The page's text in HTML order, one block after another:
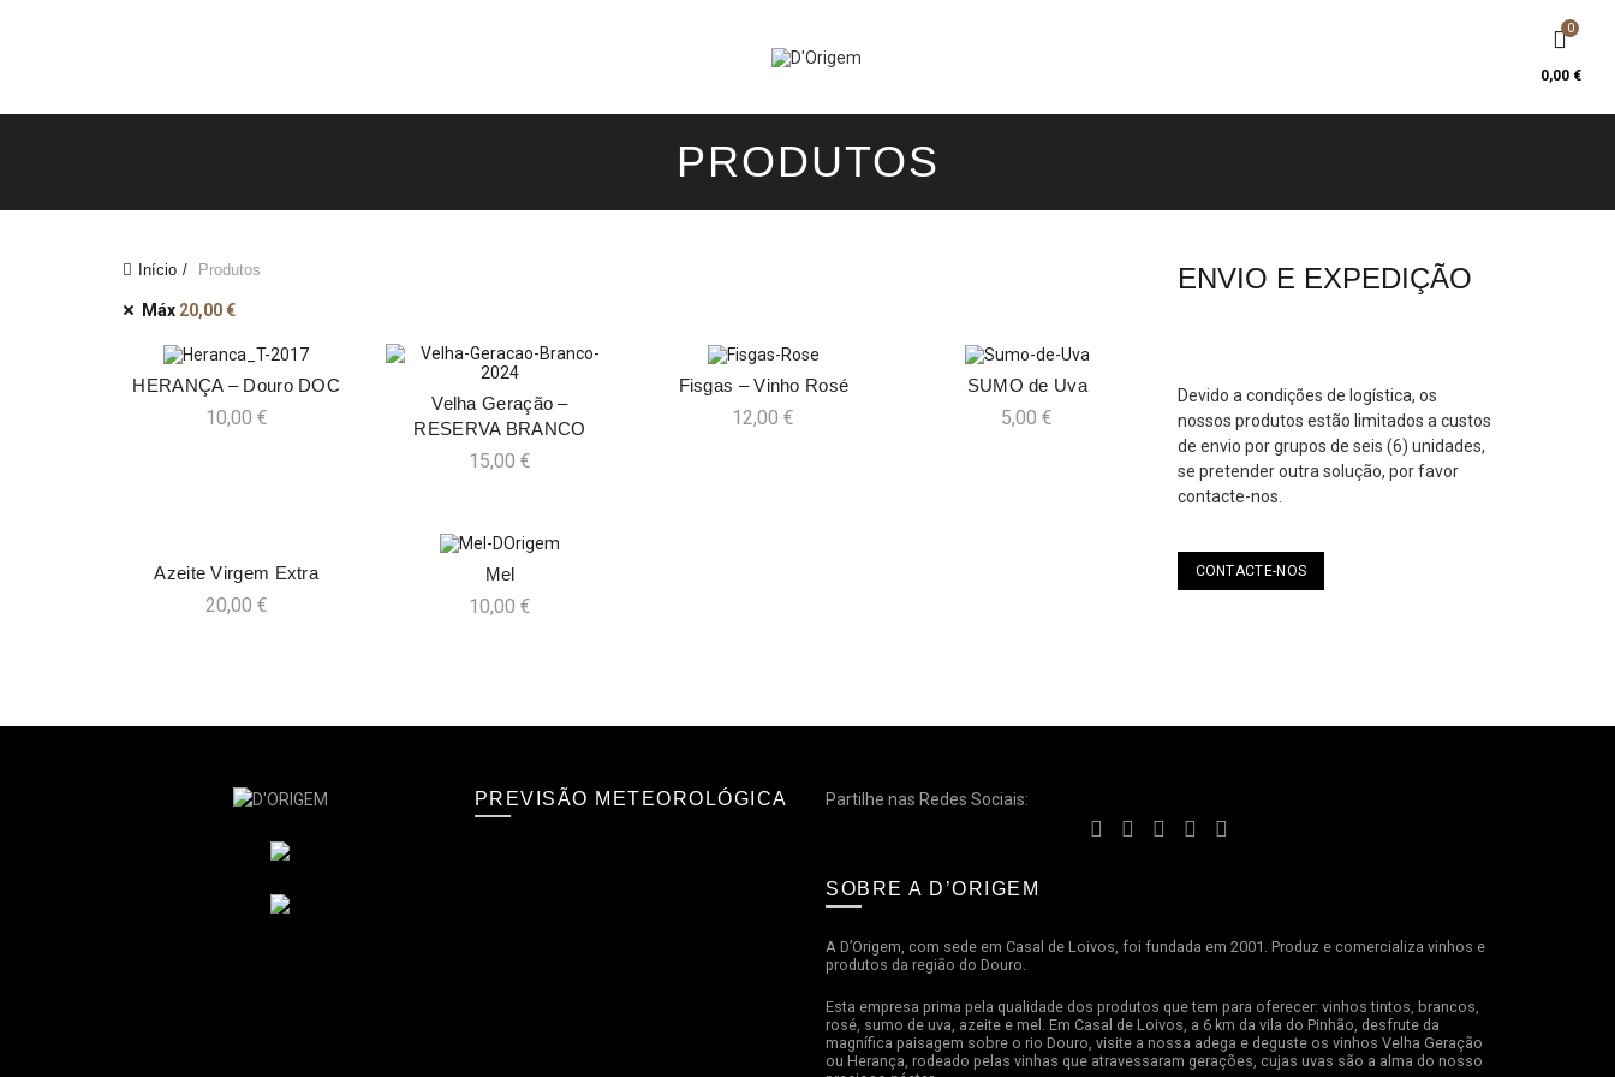
0
0,00 €
PRODUTOS
Início Produtos
Máx 20,00€
ADICIONAR
HERANÇA – Douro DOC
10,00 €
ADICIONAR
Velha Geração –
RESERVA BRANCO
15,00€
ADICIONAR
Fisgas – Vinho Rosé
12,00€
ADICIONAR
SUMO de Uva
5,00€
ADICIONAR
Azeite Virgem Extra
20,00 €
ADICIONAR
Mel
10,00€
ENVIO E EXPEDIÇÃO
Devido a condições de logística, os
nossos produtos estão limitados a custos
de envio por grupos de seis (6) unidades,
se pretender outra solução, por favor
contacte-nos.
CONTACTE-NOS
PREVISÃO METEOROLÓGICA Partilhe nas Redes Sociais:
SOBRE A D’ORIGEM
A D’Origem, com sede em Casal de Loivos, foi fundada em 2001. Produz e comercializa vinhos e
produtos da região do Douro.
Esta empresa prima pela qualidade dos produtos que tem para oferecer: vinhos tintos, brancos,
rosé, sumo de uva, azeite e mel. Em Casal de Loivos, a 6 km da vila do Pinhão, desfrute da
magnífica paisagem sobre o rio Douro, visite a nossa adega e deguste os vinhos Velha Geração
ou Herança, rodeado pelas vinhas que atravessaram gerações, cujas uvas são a alma do nosso